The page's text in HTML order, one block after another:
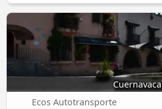
Cuernavaca
Ecos Autotransporte